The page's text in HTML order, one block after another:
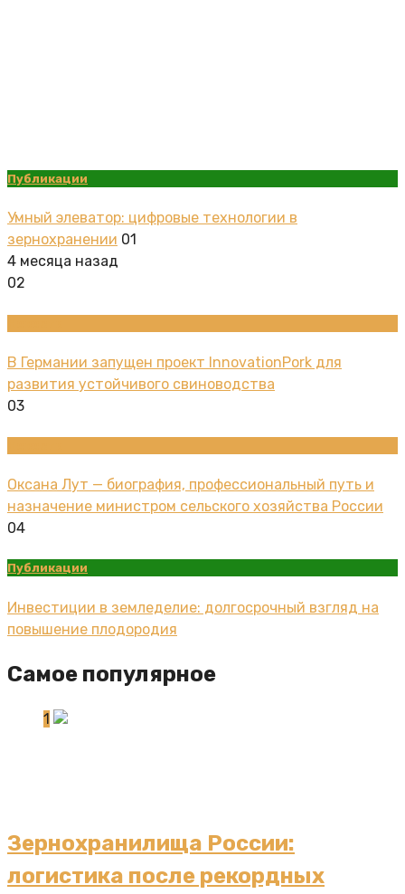
Публикации
Умный элеватор: цифровые технологии в
зернохранении 01
4 месяца назад
02
В Германии запущен проект InnovationPork для
развития устойчивого свиноводства
03
Оксана Лут — биография, профессиональный путь и
назначение министром сельского хозяйства России
04
Публикации
Инвестиции в земледелие: долгосрочный взгляд на
повышение плодородия
Самое популярное
1
Зернохранилища России:
логистика после рекордных